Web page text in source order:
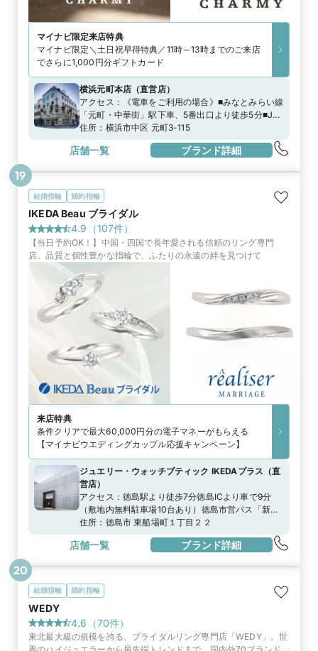
マイナビ限定来店特典
マイナビ限定＼土日祝早得特典／11時～13時までのご来店
でさらに1,000円分ギフトカード
横浜元町本店 （直営店）
アクセス：
《電車をご利用の場合》■みなとみらい線
「元町・中華街」駅下車、5番出口より徒歩5分■JR
京浜東北線「石川町（元町・中華街）」駅下車、元
町口（南口）より徒歩8分《お車をご利用の場合》お
車でお越しの際は、元町SS会発行の駐車券をご利用
https://www.motomachi.or.jp/access/
住所： 横浜市中区 元町3-115
店舗一覧 ブランド詳細
結婚指輪 婚約指輪
IKEDA Beau ブライダル
4.9 （107件）
【当日予約OK！】中国・四国で長年愛される信頼のリング専門
店。品質と個性豊かな指輪で、ふたりの永遠の絆を見つけて
来店特典
条件クリアで最大60,000円分の電子マネーがもらえる
【マイナビウエディングカップル応援キャンペーン】
ジュエリー・ウォッチブティック IKEDAプラス （直
営店）
アクセス： 徳島駅より徒歩7分徳島ICより車で9分
（敷地内無料駐車場10台あり）徳島市営バス「新
町」より徒歩1分
住所： 徳島市 東船場町１丁目２２
店舗一覧 ブランド詳細
19
結婚指輪 婚約指輪
WEDY
4.6 （70件）
東北最大級の規模を誇る、ブライダルリング専門店「WEDY」。世
20